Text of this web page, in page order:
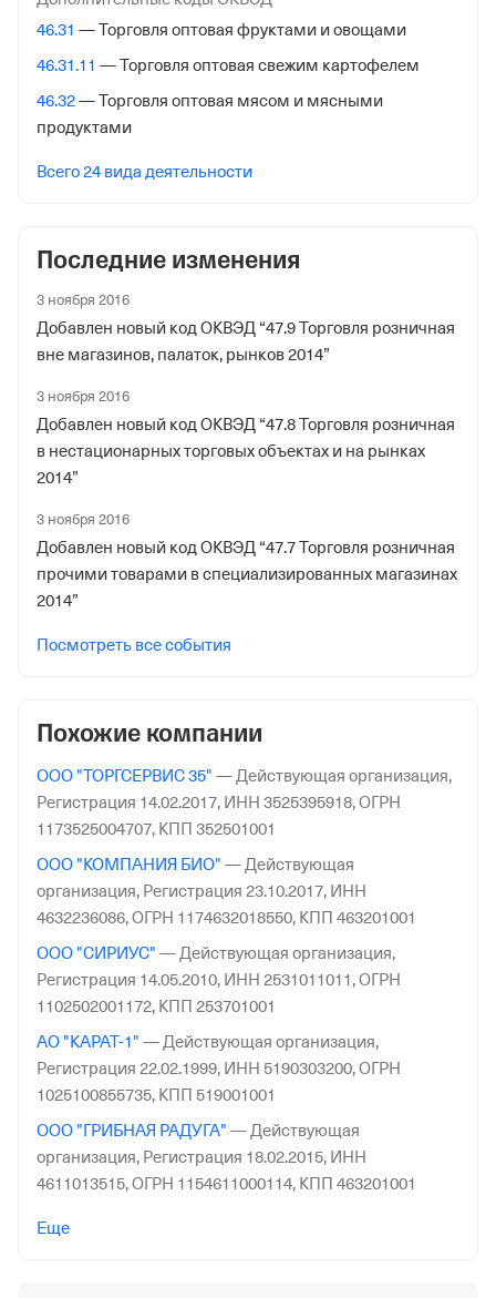
Внебюджетные фонды
Регистрационный номер в ПФР
1064043464
Дата регистрации
1 сентября 2022
Страхования Российской Федерации по Кемеровской
обл. - Кузбассу
Регистрационный номер ФссРФ
Дата регистрации
1 сентября 2022
Отделение Фонда Пенсионного и Социального
Страхования Российской Федерации по Кемеровской
обл. - Кузбассу
46.31 — Торговля оптовая фруктами и овощами
46.31.11 — Торговля оптовая свежим картофелем
46.32— Торговля оптовая мясом и мясными
продуктами
Всего 24 вида деятельности
Последние изменения
3 ноября 2016
Добавлен новый код ОКВЭД “47.9 Торговля розничная
вне магазинов, палаток, рынков 2014”
3 ноября 2016
Добавлен новый код ОКВЭД “47.8 Торговля розничная
в нестационарных торговых объектах и на рынках
2014”
3 ноября 2016
Добавлен новый код ОКВЭД “47.7 Торговля розничная
прочими товарами в специализированных магазинах
2014”
Посмотреть все события
Похожие компании
ООО "ТОРГСЕРВИС 35" — Действующая организация,
Регистрация 14.02.2017, ИНН 3525395918,ОГРН
1173525004707, КПП 352501001
ООО "КОМПАНИЯ БИО" — Действующая
организация, Регистрация 23.10.2017, ИНН
4632236086,ОГРН 1174632018550, КПП 463201001
ООО "СИРИУС" — Действующая организация,
Регистрация 14.05.2010, ИНН 2531011011,ОГРН
1102502001172, КПП 253701001
АО "КАРАТ-1" — Действующая организация,
Регистрация 22.02.1999, ИНН 5190303200,ОГРН
1025100855735, КПП 519001001
ООО "ГРИБНАЯ РАДУГА" — Действующая
организация, Регистрация 18.02.2015, ИНН
4611013515,ОГРН 1154611000114, КПП 463201001
ЗАО "ЦИТАДЕЛЬ"
Еще